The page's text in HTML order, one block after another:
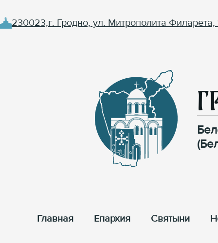
230023,г. Гродно, ул. Митрополита Филарета,
Главная Епархия Cвятыни